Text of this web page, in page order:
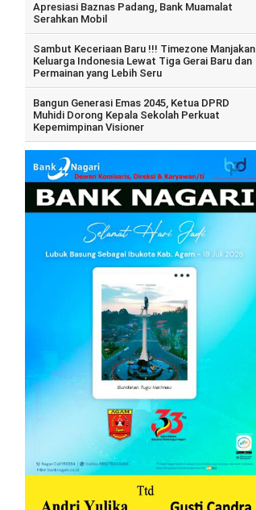
Apresiasi Baznas Padang, Bank Muamalat
Serahkan Mobil
Sambut Keceriaan Baru !!! Timezone Manjakan
Keluarga Indonesia Lewat Tiga Gerai Baru dan
Permainan yang Lebih Seru
Bangun Generasi Emas 2045, Ketua DPRD
Muhidi Dorong Kepala Sekolah Perkuat
Kepemimpinan Visioner